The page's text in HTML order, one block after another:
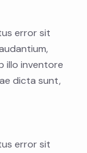
error sit
illo inventore
dicta sunt,
error sit